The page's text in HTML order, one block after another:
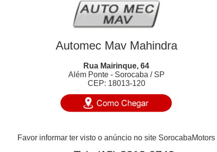
Automec Mav Mahindra
Rua Mairinque, 64
Além Ponte - Sorocaba / SP
CEP: 18013-120
Favor informar ter visto o anúncio no site SorocabaMotors